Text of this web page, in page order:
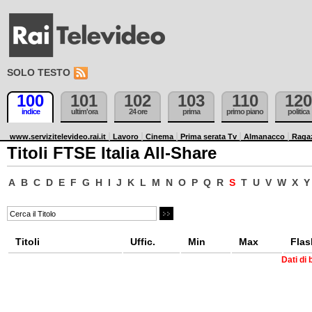
SOLO TESTO
100
indice
101
ultim'ora
102
24 ore
103
prima
110
primo piano
120
politica
www.servizitelevideo.rai.it Lavoro Cinema Prima serata Tv Almanacco
Titoli FTSE Italia All-Share
A B C D E F G H I J K L M N O P Q R S T U V W X Y
Titoli Uffic. Min Max
Dati di